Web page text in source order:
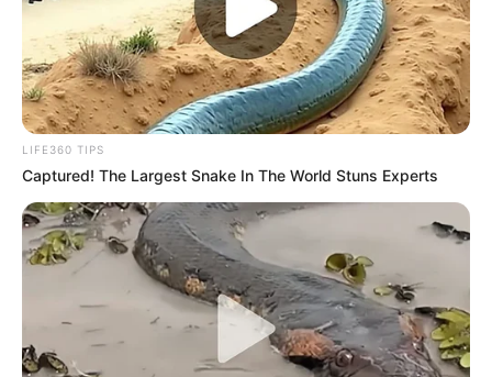
Isenção do IR até R$ 5 mil já
está em vigor.
Direção da CONACS usa ET de
Varginha na luta pela
Aposentadoria.
FAÇA O SEU COMENTÁRIO AQUI!
FALE CONOSCO
Nome
Mensagem*
LIFE360 TIPS
Captured! The Largest Snake In The World Stuns Experts